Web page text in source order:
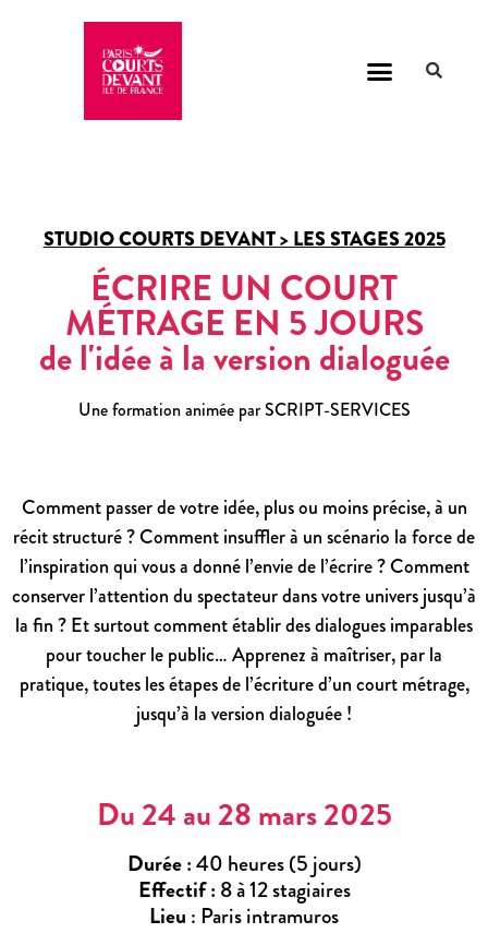
STUDIO COURTS DEVANT > LES STAGES 2025
ÉCRIRE UN COURT
MÉTRAGE EN 5 JOURS
de l'idée à la version dialoguée
Une formation animée parSCRIPT-SERVICES
Comment passer de votre idée, plus ou moins précise, à un
récit structuré ? Comment insuffler à un scénario la force de
l’inspiration qui vous a donné l’envie de l’écrire ? Comment
conserver l’attention du spectateur dans votre univers jusqu’à
la fin ? Et surtout comment établir des dialogues imparables
pour toucher le public… Apprenez à maîtriser, par la
pratique, toutes les étapes de l’écriture d’un court métrage,
jusqu’à la version dialoguée !
Du 24 au 28 mars 2025
Durée :40 heures (5 jours)
Effectif : 8 à 12 stagiaires
Lieu : Paris intramuros